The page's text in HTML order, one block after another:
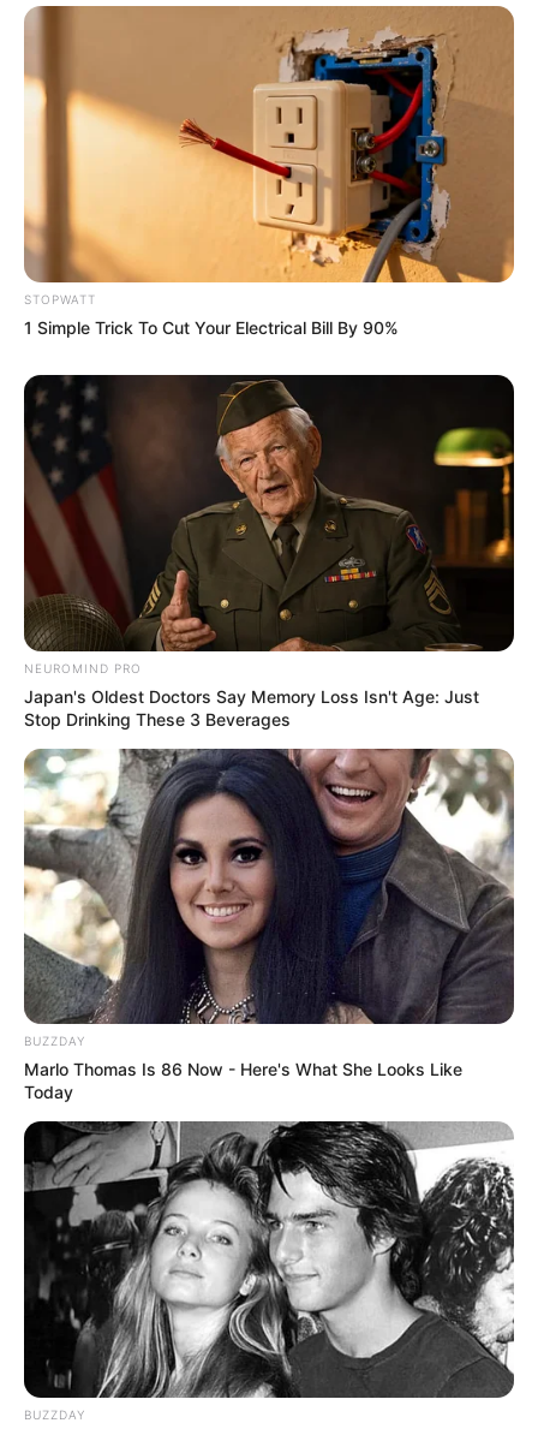
แจกตาราง สีมงคลตามราศี 2569 ประจำ
เดือนสิงหาคม โดย อ.รักษ์ เลขเด็ด
ดูดวงรายวัน
ดูดวงรายวัน
อยากเฮงมาทางนี้ ! อ.บุญลาด แนะ เคล็ด
ลับเสริมดวงวันที่ 1 พ.ค. 69
ดูดวงรายวัน
อ.รักษ์เลขเด็ด งวด 1 – 15 ก.ค. 68
รางวัลใหญ่ใกล้ฉัน จะเป็นของใคร ?
ดูดวงรายวัน
อ.รักษ์เลขเด็ด งวด 2 – 15 พ.ค. 68
รางวัลใหญ่ใกล้ฉัน จะเป็นของใคร ?
STOPWATT
1 Simple Trick To Cut Your Electrical Bill By 90%
NEUROMIND PRO
Japan's Oldest Doctors Say Memory Loss Isn't Age: Just
Stop Drinking These 3 Beverages
BUZZDAY
Marlo Thomas Is 86 Now - Here's What She Looks Like
Today
BUZZDAY